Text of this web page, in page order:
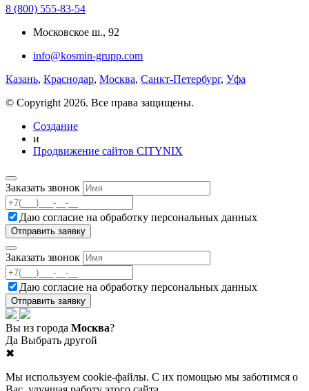
8 (800) 555-83-54
Московское ш., 92
info@kosmin-grupp.com
Казань, Краснодар, Москва, Санкт-Петербург, Уфа
© Copyright 2026. Все права защищены.
Создание
и
Продвижение сайтов CITYNIX
Заказать звонок
Даю согласие на обработку персональных данных
Заказать звонок
Даю согласие на обработку персональных данных
Вы из города Москва?
Да Выбрать другой
✖
Мы используем cookie-файлы. С их помощью мы заботимся о